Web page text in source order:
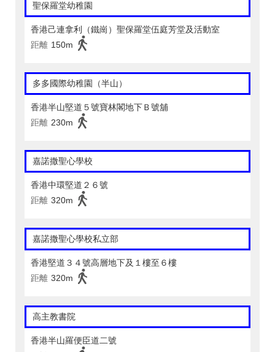
聖保羅堂幼稚園
香港己連拿利（鐵崗）聖保羅堂伍庭芳堂及活動室
距離 150m
多多國際幼稚園（半山）
香港半山堅道５號寶林閣地下Ｂ號舖
距離 230m
嘉諾撒聖心學校
香港中環堅道２６號
距離 320m
嘉諾撒聖心學校私立部
香港堅道３４號高層地下及１樓至６樓
距離 320m
高主教書院
香港半山羅便臣道二號